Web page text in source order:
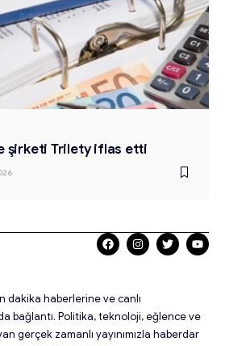
şirketi Trilety iflas etti
dakika haberlerine ve canlı
bağlantı. Politika, teknoloji, eğlence ve
gerçek zamanlı yayınımızla haberdar